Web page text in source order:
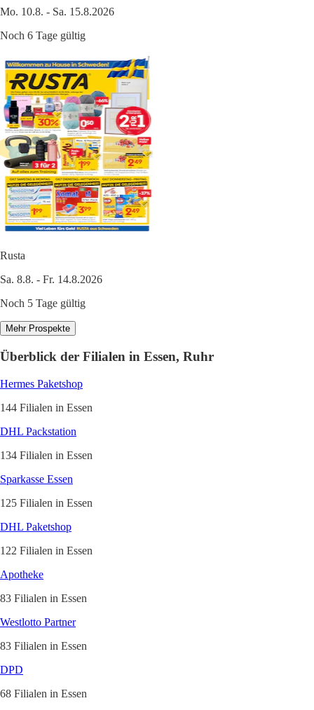
Mo. 10.8. - Sa. 15.8.2026
Noch 6 Tage gültig
Rusta
Sa. 8.8. - Fr. 14.8.2026
Noch 5 Tage gültig
Mehr Prospekte
Überblick der Filialen in Essen, Ruhr
Hermes Paketshop
144 Filialen in Essen
DHL Packstation
134 Filialen in Essen
Sparkasse Essen
125 Filialen in Essen
DHL Paketshop
122 Filialen in Essen
Apotheke
83 Filialen in Essen
Westlotto Partner
83 Filialen in Essen
DPD
68 Filialen in Essen